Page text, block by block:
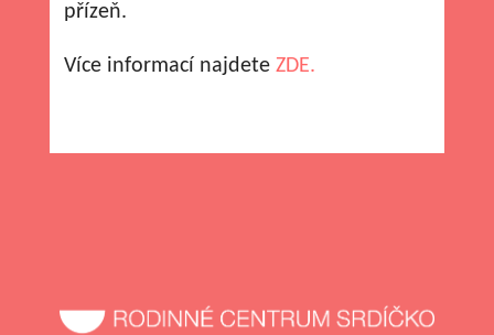
přízeň.
Více informací najdeteZDE.